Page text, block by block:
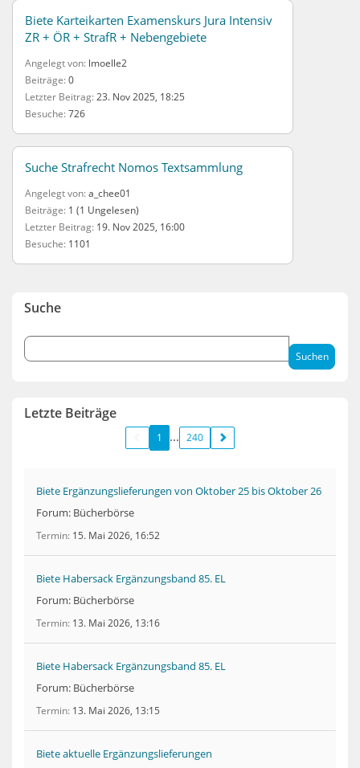
Biete Karteikarten Examenskurs Jura Intensiv
ZR + ÖR + StrafR + Nebengebiete
Angelegt von lmoelle2
Beiträge 0
Letzter Beitrag 23. Nov 2025, 18:25
Besuche 726
Suche Strafrecht Nomos Textsammlung
Angelegt von a_chee01
Beiträge 1 (1 Ungelesen)
Letzter Beitrag 19. Nov 2025, 16:00
Besuche 1101
Suche
Letzte Beiträge
1 240
Biete Ergänzungslieferungen von Oktober 25 bis Oktober 26
Forum: Bücherbörse
Termin 15. Mai 2026, 16:52
Biete Habersack Ergänzungsband 85. EL
Forum: Bücherbörse
Termin 13. Mai 2026, 13:16
Biete Habersack Ergänzungsband 85. EL
Forum: Bücherbörse
Termin 13. Mai 2026, 13:15
Biete aktuelle Ergänzungslieferungen